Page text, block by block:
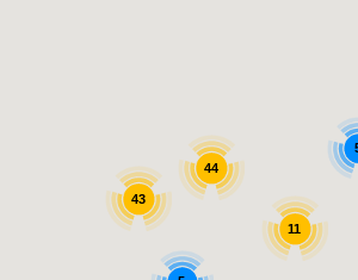
44
11
43